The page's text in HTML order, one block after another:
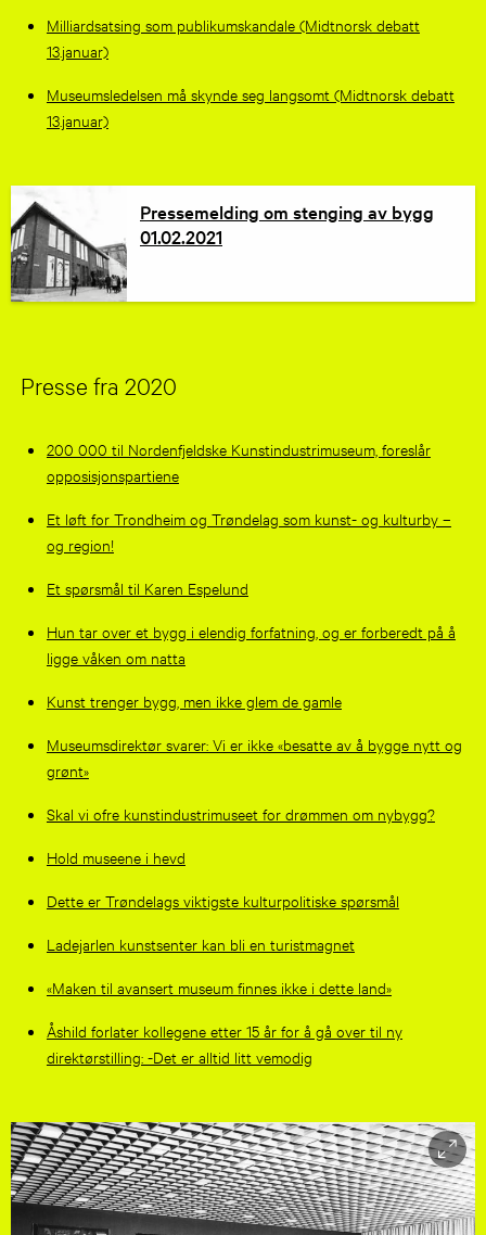
Milliardsatsing som publikumskandale (Midtnorsk debatt
13.januar)
Museumsledelsen må skynde seg langsomt (Midtnorsk debatt
13.januar)
Pressemelding om stenging av bygg
01.02.2021
Presse fra 2020
200 000 til Nordenfjeldske Kunstindustrimuseum, foreslår
opposisjonspartiene
Et løft for Trondheim og Trøndelag som kunst- og kulturby –
og region!
Et spørsmål til Karen Espelund
Hun tar over et bygg i elendig forfatning, og er forberedt på å
ligge våken om natta
Kunst trenger bygg, men ikke glem de gamle
Museumsdirektør svarer: Vi er ikke «besatte av å bygge nytt og
grønt»
Skal vi ofre kunstindustrimuseet for drømmen om nybygg?
Hold museene i hevd
Dette er Trøndelags viktigste kulturpolitiske spørsmål
Ladejarlen kunstsenter kan bli en turistmagnet
«Maken til avansert museum finnes ikke i dette land»
Åshild forlater kollegene etter 15 år for å gå over til ny
direktørstilling: -Det er alltid litt vemodig